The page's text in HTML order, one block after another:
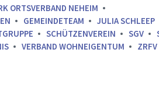
ORTSVERBAND NEHEIM
GEMEINDETEAM JULIA SCHLEEP
SCHÜTZENVEREIN SGV
VERBAND WOHNEIGENTUM ZRFV